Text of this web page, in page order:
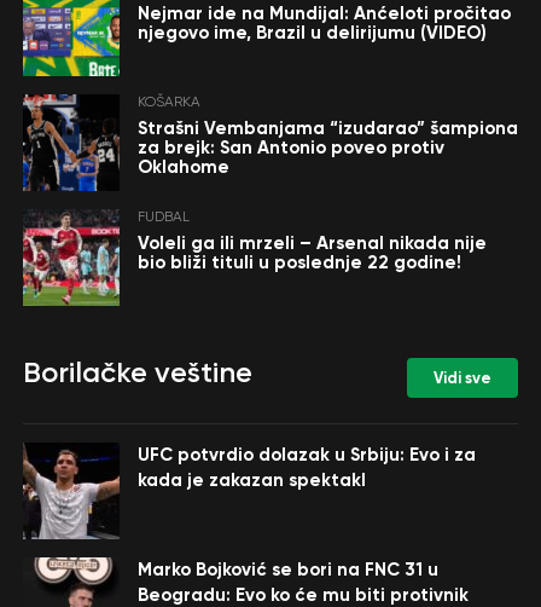
Nejmar ide na Mundijal: Anćeloti pročitao
njegovo ime, Brazil u delirijumu (VIDEO)
KOŠARKA
Strašni Vembanjama “izudarao” šampiona
za brejk: San Antonio poveo protiv
Oklahome
FUDBAL
Voleli ga ili mrzeli – Arsenal nikada nije
bio bliži tituli u poslednje 22 godine!
Borilačke veštine Vidi sve
UFC potvrdio dolazak u Srbiju: Evo i za
kada je zakazan spektakl
Marko Bojković se bori na FNC 31 u
Beogradu: Evo ko će mu biti protivnik